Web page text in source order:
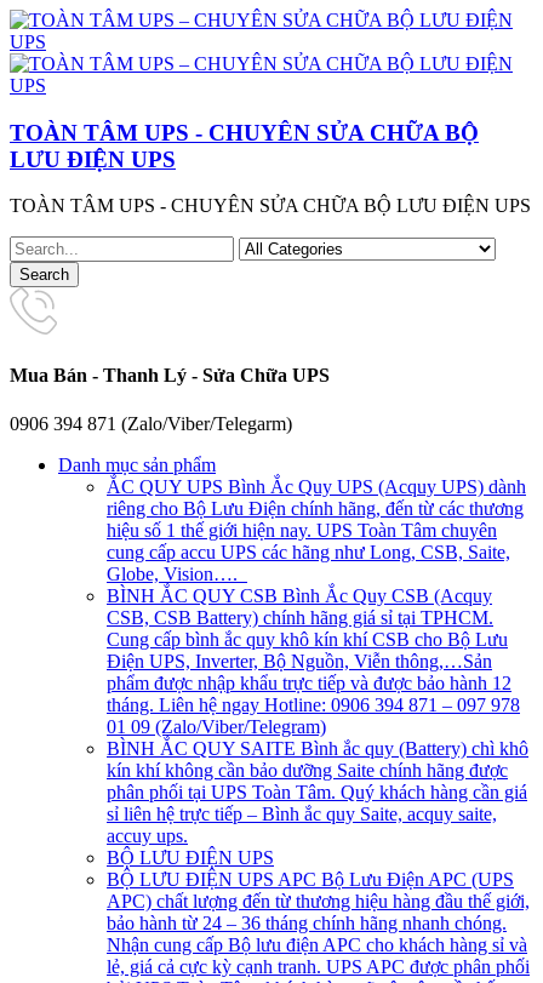
TOÀN TÂM UPS - CHUYÊN SỬA CHỮA BỘ
LƯU ĐIỆN UPS
TOÀN TÂM UPS - CHUYÊN SỬA CHỮA BỘ LƯU ĐIỆN UPS
Mua Bán - Thanh Lý - Sửa Chữa UPS
0906 394 871 (Zalo/Viber/Telegarm)
Danh mục sản phẩm
ẮC QUY UPS Bình Ắc Quy UPS (Acquy UPS) dành
riêng cho Bộ Lưu Điện chính hãng, đến từ các thương
hiệu số 1 thế giới hiện nay. UPS Toàn Tâm chuyên
cung cấp accu UPS các hãng như Long, CSB, Saite,
Globe, Vision….
BÌNH ẮC QUY CSB Bình Ắc Quy CSB (Acquy
CSB, CSB Battery) chính hãng giá sỉ tại TPHCM.
Cung cấp bình ắc quy khô kín khí CSB cho Bộ Lưu
Điện UPS, Inverter, Bộ Nguồn, Viễn thông,…Sản
phẩm được nhập khẩu trực tiếp và được bảo hành 12
tháng. Liên hệ ngay Hotline: 0906 394 871 – 097 978
01 09 (Zalo/Viber/Telegram)
BÌNH ẮC QUY SAITE Bình ắc quy (Battery) chì khô
kín khí không cần bảo dưỡng Saite chính hãng được
phân phối tại UPS Toàn Tâm. Quý khách hàng cần giá
sỉ liên hệ trực tiếp – Bình ắc quy Saite, acquy saite,
accuy ups.
BỘ LƯU ĐIỆN UPS
BỘ LƯU ĐIỆN UPS APC Bộ Lưu Điện APC (UPS
APC) chất lượng đến từ thương hiệu hàng đầu thế giới,
bảo hành từ 24 – 36 tháng chính hãng nhanh chóng.
Nhận cung cấp Bộ lưu điện APC cho khách hàng sỉ và
lẻ, giá cả cực kỳ cạnh tranh. UPS APC được phân phối